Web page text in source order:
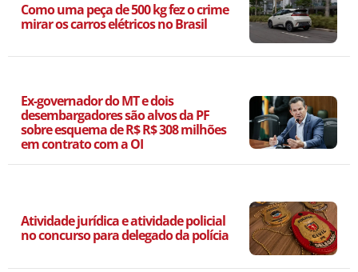
Como uma peça de 500 kg fez o crime
mirar os carros elétricos no Brasil
Ex-governador do MT e dois
desembargadores são alvos da PF
sobre esquema de R$ R$ 308 milhões
em contrato com a OI
Atividade jurídica e atividade policial
no concurso para delegado da polícia